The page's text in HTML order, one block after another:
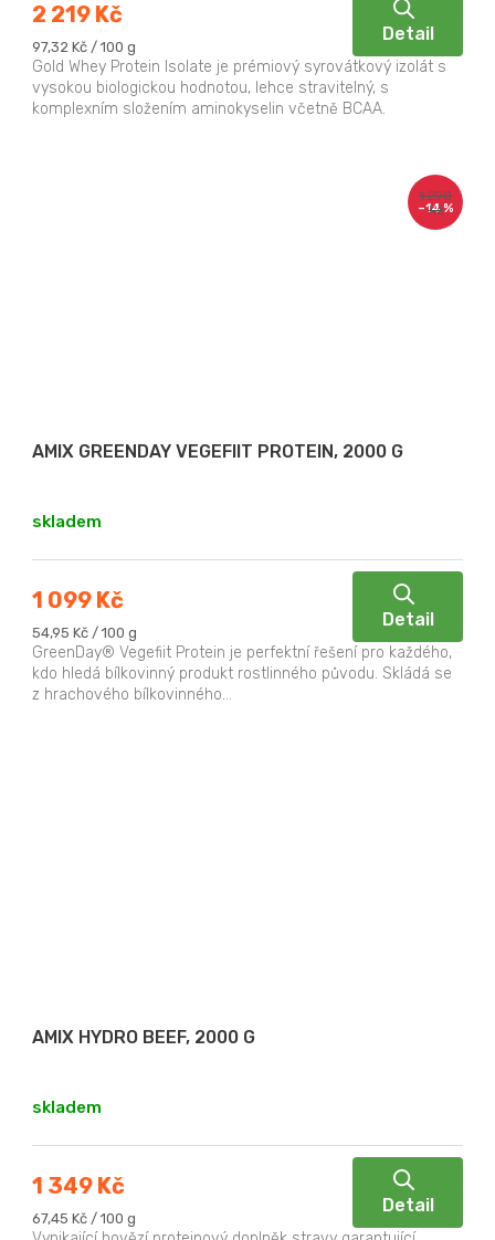
2 219 Kč
Měrná
cena:
97,32 Kč / 100 g
Detail
Gold Whey Protein Isolate je prémiový syrovátkový izolát s
vysokou biologickou hodnotou, lehce stravitelný, s
komplexním složením aminokyselin včetně BCAA.
1 290
Kč
–14 %
AMIX GREENDAY VEGEFIIT PROTEIN, 2000 G
skladem
1 099 Kč
Měrná
cena:
54,95 Kč / 100 g
Detail
GreenDay® Vegefiit Protein je perfektní řešení pro každého,
kdo hledá bílkovinný produkt rostlinného původu. Skládá se
z hrachového bílkovinného...
AMIX HYDRO BEEF, 2000 G
skladem
1 349 Kč
Měrná
cena:
67,45 Kč / 100 g
Detail